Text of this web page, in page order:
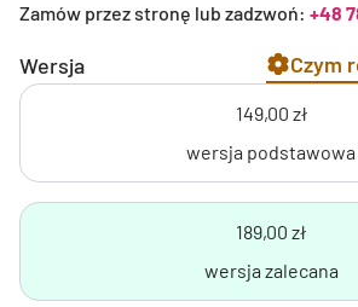
Zamów przez stronę lub zadzwoń: +48
Wersja Czym
149,00 zł
wersja podstawowa
189,00 zł
wersja zalecana